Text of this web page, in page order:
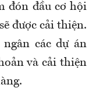
đón đầu cơ hội
được cải thiện.
các dự án
và cải thiện